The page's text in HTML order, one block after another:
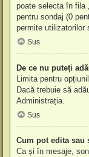
poate selecta în fila
pentru sondaj (0
permite utilizatorilor
Sus
De ce nu puteți
Limita pentru
Dacă trebuie să
Administrația.
Sus
Cum pot edita sau
Ca și în mesaje,